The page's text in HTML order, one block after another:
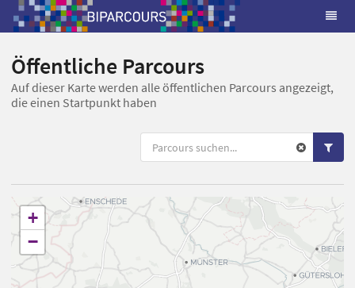
Öffentliche Parcours
Auf dieser Karte werden alle öffentlichen Parcours angezeigt,
die einen Startpunkt haben
+
−